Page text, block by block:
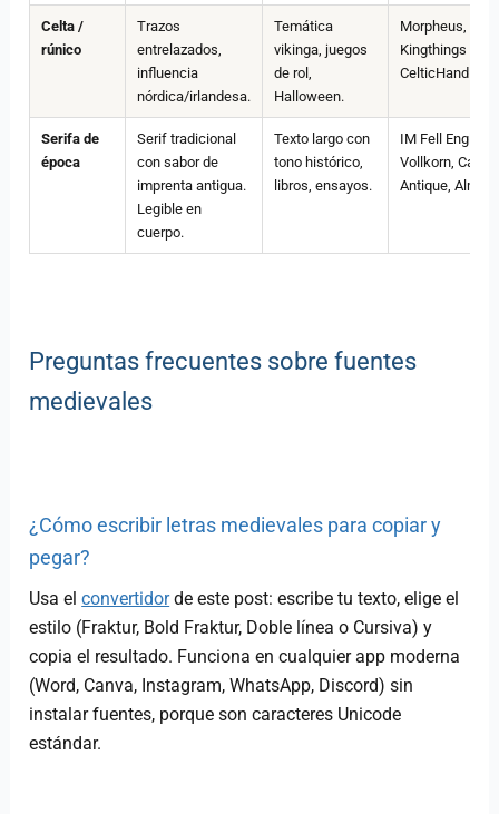
Celta /
rúnico
Trazos
entrelazados,
influencia
nórdica/irlandesa.
Temática
vikinga, juegos
de rol,
Halloween.
Morpheus,
Kingthings
CelticHand
Serifa de
época
Serif tradicional
con sabor de
imprenta antigua.
Legible en
cuerpo.
Texto largo con
tono histórico,
libros, ensayos.
IM Fell English,
Vollkorn,
Antique,
Preguntas frecuentes sobre fuentes
medievales
¿Cómo escribir letras medievales para copiar y
pegar?
Usa elconvertidorde este post: escribe tu texto, elige el
estilo (Fraktur, Bold Fraktur, Doble línea o Cursiva) y
copia el resultado. Funciona en cualquier app moderna
(Word, Canva, Instagram, WhatsApp, Discord) sin
instalar fuentes, porque son caracteres Unicode
estándar.